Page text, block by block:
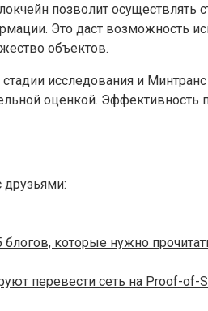
позволит
Это даст возможность
объектов.
стадии исследования и
оценкой.
друзьями:
которые нужно
перевести сеть на Proof-of-